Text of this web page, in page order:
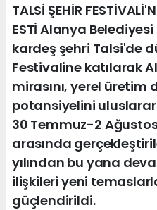
TALSİ ŞEHİR
ESTİ Alanya
kardeş şehri Talsi'de
Festivaline katılarak
mirasını, yerel üretim
potansiyelini
30 Temmuz-2
arasında
yılından bu yana
ilişkileri yeni
güçlendirildi.